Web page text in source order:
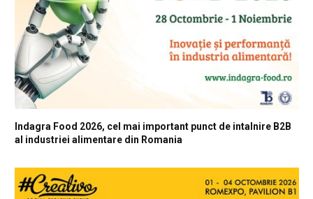
Indagra Food 2026, cel mai important punct de intalnire B2B
al industriei alimentare din Romania